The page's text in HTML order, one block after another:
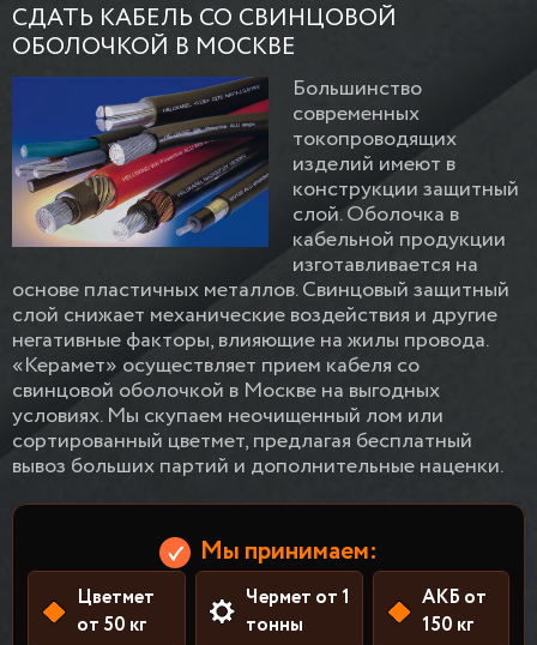
СДАТЬ КАБЕЛЬ СО СВИНЦОВОЙ
ОБОЛОЧКОЙ В МОСКВЕ
Большинство
современных
токопроводящих
изделий имеют в
конструкции защитный
слой. Оболочка в
кабельной продукции
изготавливается на
основе пластичных металлов. Свинцовый защитный
слой снижает механические воздействия и другие
негативные факторы, влияющие на жилы провода.
«Керамет» осуществляет прием кабеля со
свинцовой оболочкой в Москве на выгодных
условиях. Мы скупаем неочищенный лом или
сортированный цветмет, предлагая бесплатный
вывоз больших партий и дополнительные наценки.
Мы принимаем:
Цветмет
от 50 кг
Чермет от 1
тонны
АКБ от
150 кг